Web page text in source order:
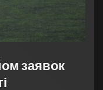
заявок